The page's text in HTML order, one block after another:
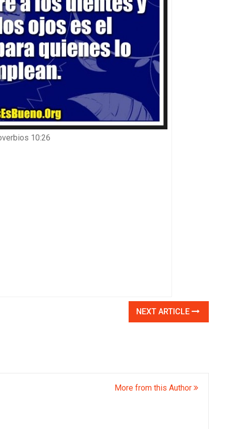
10:26
NEXT ARTICLE
More from this Author